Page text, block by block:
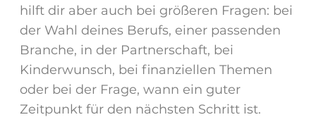
hilft dir aber auch bei größeren Fragen: bei
der Wahl deines Berufs, einer passenden
Branche, in der Partnerschaft, bei
Kinderwunsch, bei finanziellen Themen
oder bei der Frage, wann ein guter
Zeitpunkt für den nächsten Schritt ist.